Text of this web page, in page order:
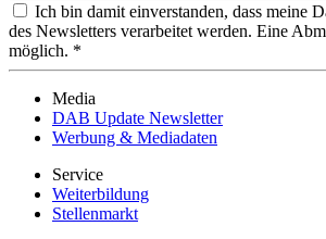
Ich bin damit einverstanden, dass meine
des Newsletters verarbeitet werden. Eine
möglich. *
Media
DAB Update Newsletter
Werbung & Mediadaten
Service
Weiterbildung
Stellenmarkt